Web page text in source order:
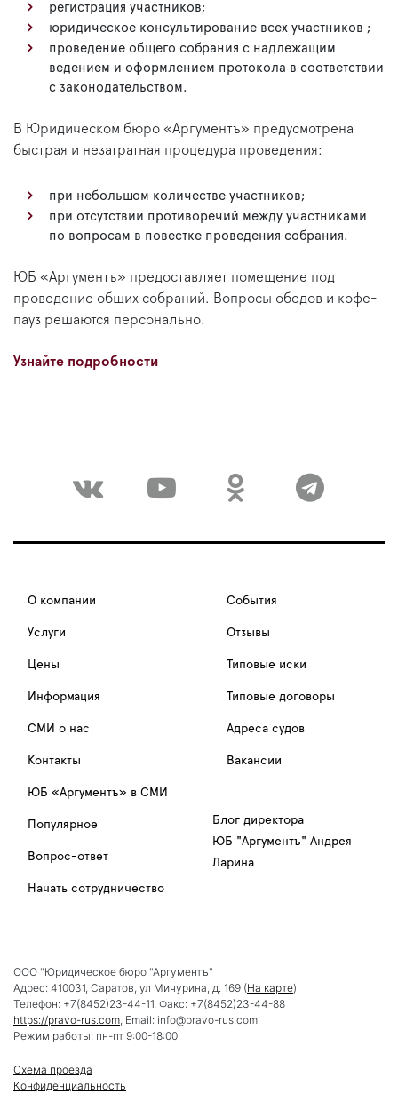
регистрация участников;
юридическое консультирование всех участников ;
проведение общего собрания с надлежащим
ведением и оформлением протокола в соответствии
с законодательством.
В Юридическом бюро «Аргументъ» предусмотрена
быстрая и незатратная процедура проведения:
при небольшом количестве участников;
при отсутствии противоречий между участниками
по вопросам в повестке проведения собрания.
ЮБ «Аргументъ» предоставляет помещение под
проведение общих собраний. Вопросы обедов и кофе-
пауз решаются персонально.
Узнайте подробности
О компании
Услуги
Цены
Информация
СМИ о нас
Контакты
События
Отзывы
Типовые иски
Типовые договоры
Адреса судов
Вакансии
ЮБ «Аргументъ» в СМИ
Популярное
Вопрос-ответ
Начать сотрудничество
Блог директора
ЮБ "Аргументъ" Андрея
Ларина
ООО "Юридическое бюро "Аргументъ"
Адрес: 410031, Саратов, ул Мичурина, д. 169 (На карте)
Телефон: +7(8452)23-44-11, Факс: +7(8452)23-44-88
https://pravo-rus.com, Email: info@pravo-rus.com
Режим работы: пн-пт 9:00-18:00
Схема проезда
Конфиденциальность